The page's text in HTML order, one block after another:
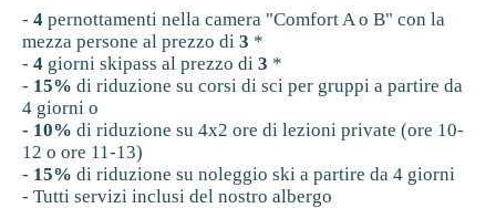
-4 pernottamenti nella camera "Comfort A o B" con la
mezza persone al prezzo di3 *
-4 giorni skipass al prezzo di3 *
- 15%di riduzione su corsi di sci per gruppi a partire da
4 giorni o
- 10%di riduzione su 4x2 ore di lezioni private (ore 10-
12 o ore 11-13)
- 15% di riduzione su noleggio ski a partire da 4 giorni
- Tutti servizi inclusi del nostro albergo